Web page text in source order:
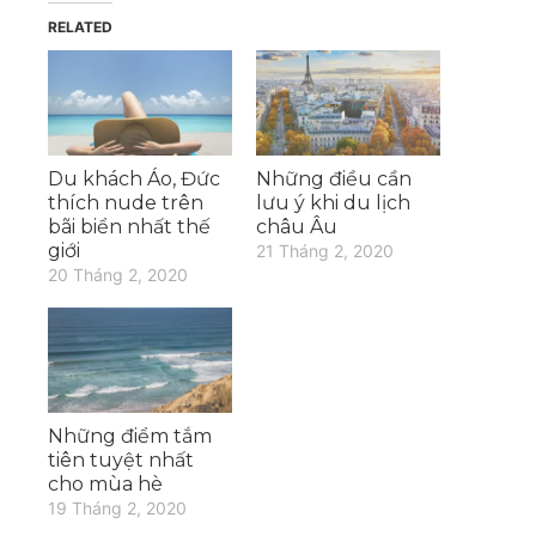
RELATED
Du khách Áo, Đức
thích nude trên
bãi biển nhất thế
giới
20 Tháng 2, 2020
Những điều cần
lưu ý khi du lịch
châu Âu
21 Tháng 2, 2020
Những điểm tắm
tiên tuyệt nhất
cho mùa hè
19 Tháng 2, 2020